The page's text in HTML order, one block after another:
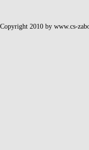
Copyright 2010 by www.cs-